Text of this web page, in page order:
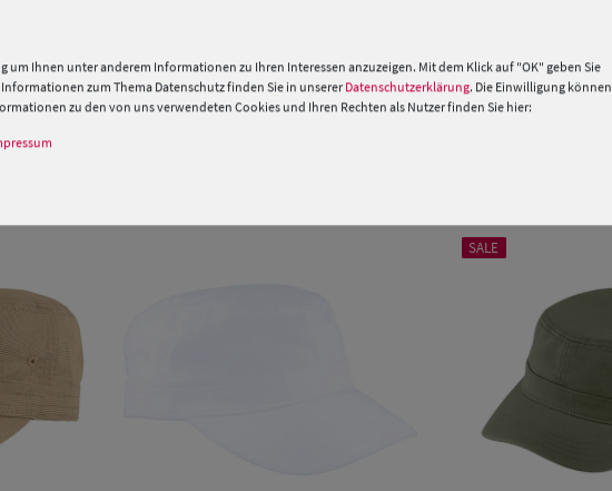
einem gebogenen Schild und tonigen Ziernähten. Natürlich ohne
ca. 6 cm lang. Ein richtiges Männercap!
und EU Verantwortlichen »
SALE
um Ihnen unter anderem Informationen zu Ihren Interessen anzuzeigen. Mit dem Klick auf "OK" geben Sie
zum Thema Datenschutz finden Sie in unserer Datenschutzerklärung. Die Einwilligung können
zu den von uns verwendeten Cookies und Ihren Rechten als Nutzer finden Sie hier: